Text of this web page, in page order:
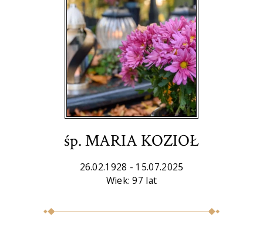
POGRZEBOWY
OPINIE
KONTAKT
śp. MARIA KOZIOŁ
26.02.1928 - 15.07.2025
Wiek: 97 lat